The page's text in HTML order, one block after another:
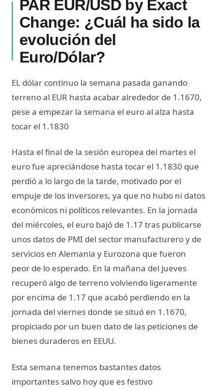
PAR EUR/USD by Exact
Change: ¿Cuál ha sido la
evolución del
Euro/Dólar?
EL dólar continuo la semana pasada ganando
terreno al EUR hasta acabar alrededor de 1.1670,
pese a empezar la semana el euro al alza hasta
tocar el 1.1830
Hasta el final de la sesión europea del martes el
euro fue apreciándose hasta tocar el 1.1830 que
perdió a lo largo de la tarde, motivado por el
empuje de los inversores, ya que no hubo ni datos
económicos ni políticos relevantes. En la jornada
del miércoles, el euro bajó de 1.17 tras publicarse
unos datos de PMI del sector manufacturero y de
servicios en Alemania y Eurozona que fueron
peor de lo esperado. En la mañana del jueves
recuperó algo de terreno volviendo ligeramente
por encima de 1.17 que acabó perdiendo en la
jornada del viernes donde se situó en 1.1670,
propiciado por un buen dato de las peticiones de
bienes duraderos en EEUU.
Esta semana tenemos bastantes datos
importantes salvo hoy que es festivo